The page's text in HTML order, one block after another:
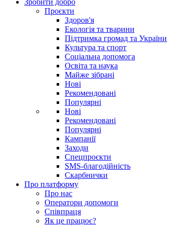
Зробити добро
Проєкти
Здоров'я
Екологія та тварини
Підтримка громад та України
Культура та спорт
Соціальна допомога
Освіта та наука
Майже зібрані
Нові
Рекомендовані
Популярні
Нові
Рекомендовані
Популярні
Кампанії
Заходи
Спецпроєкти
SMS-благодійність
Скарбнички
Про платформу
Про нас
Оператори допомоги
Співпраця
Як це працює?